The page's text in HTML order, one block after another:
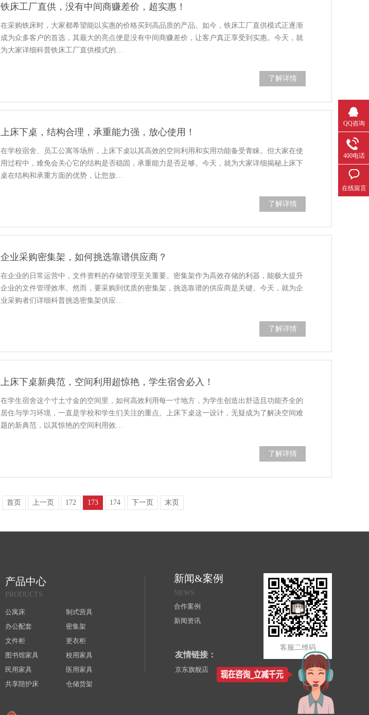
铁床工厂直供，没有中间商赚差价，超实惠！
在采购铁床时，大家都希望能以实惠的价格买到高品质的产品。如今，铁床工厂直供模式正逐渐
成为众多客户的首选，其最大的亮点便是没有中间商赚差价，让客户真正享受到实惠。今天，就
为大家详细科普铁床工厂直供模式的…
了解详情
上床下桌，结构合理，承重能力强，放心使用！
在学校宿舍、员工公寓等场所，上床下桌以其高效的空间利用和实用功能备受青睐。但大家在使
用过程中，难免会关心它的结构是否稳固，承重能力是否足够。今天，就为大家详细揭秘上床下
桌在结构和承重方面的优势，让您放…
了解详情
企业采购密集架，如何挑选靠谱供应商？
在企业的日常运营中，文件资料的存储管理至关重要。密集架作为高效存储的利器，能极大提升
企业的文件管理效率。然而，要采购到优质的密集架，挑选靠谱的供应商是关键。今天，就为企
业采购者们详细科普挑选密集架供应…
了解详情
上床下桌新典范，空间利用超惊艳，学生宿舍必入！
在学生宿舍这个寸土寸金的空间里，如何高效利用每一寸地方，为学生创造出舒适且功能齐全的
居住与学习环境，一直是学校和学生们关注的重点。上床下桌这一设计，无疑成为了解决空间难
题的新典范，以其惊艳的空间利用效…
了解详情
首页 上一页 172 173 174 下一页 末页
产品中心
PRODUCTS
公寓床
制式营具
办公配套
密集架
文件柜
更衣柜
图书馆家具
校用家具
民用家具
医用家具
共享陪护床
仓储货架
新闻&案例
NEWS
合作案例
新闻资讯
客服二维码
友情链接：
京东旗舰店
QQ咨询
400电话
在线留言